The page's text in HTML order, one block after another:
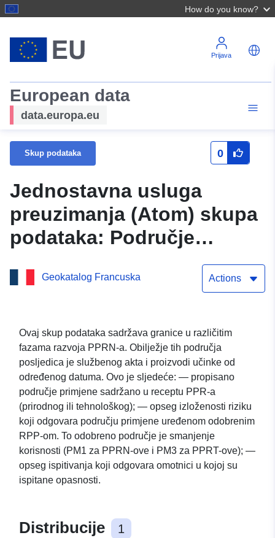
How do you know?
Prijava
European data
data.europa.eu
Skup podataka 0
Jednostavna usluga
preuzimanja (Atom) skupa
podataka: Područje
sprečavanje prirodnog
Savoie) – odobren 10.
svibnja 2017.
Geokatalog Francuska Actions
Ovaj skup podataka sadržava granice u različitim
fazama razvoja PPRN-a. Obilježje tih područja
posljedica je službenog akta i proizvodi učinke od
određenog datuma. Ovo je sljedeće: — propisano
područje primjene sadržano u receptu PPR-a
(prirodnog ili tehnološkog); — opseg izloženosti riziku
koji odgovara području primjene uređenom odobrenim
RPP-om. To odobreno područje je smanjenje
korisnosti (PM1 za PPRN-ove i PM3 za PPRT-ove); —
opseg ispitivanja koji odgovara omotnici u kojoj su
ispitane opasnosti.
Distribucije 1